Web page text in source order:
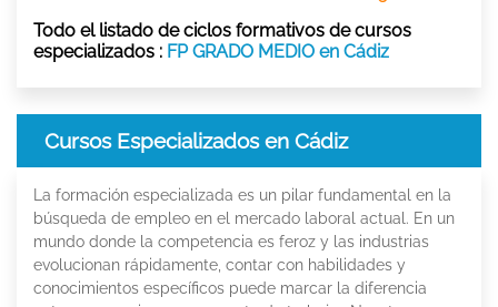
Todo el listado de ciclos formativos de cursos
especializados : FP GRADO MEDIO en Cádiz
Cursos Especializados en Cádiz
La formación especializada es un pilar fundamental en la
búsqueda de empleo en el mercado laboral actual. En un
mundo donde la competencia es feroz y las industrias
evolucionan rápidamente, contar con habilidades y
conocimientos específicos puede marcar la diferencia